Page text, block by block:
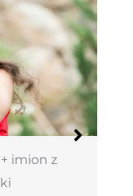
Jadwiga –